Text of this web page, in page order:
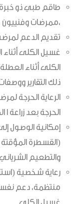
طاقم طبي ذو
،ممرضات
تقديم الدعم
غسيل الكلى أثناء
الكلى أثناء
ذلك التقارير
الرعاية الحرجة
الحرجة بعد زراعة
إمكانية الوصول
(القسطرة المؤقتة
والتطعيم
رعاية شخصية
منتظمة، دعم
غسيل الكلى